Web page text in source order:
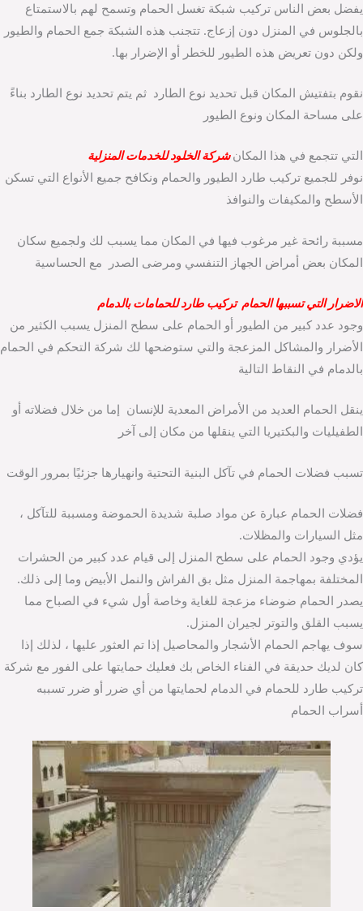
يفضل بعض الناس تركيب شبكة تغسل الحمام وتسمح لهم بالاستمتاع
بالجلوس في المنزل دون إزعاج. تتجنب هذه الشبكة جمع الحمام والطيور
ولكن دون تعريض هذه الطيور للخطر أو الإضرار بها.
نقوم بتفتيش المكان قبل تحديد نوع الطارد ثم يتم تحديد نوع الطارد بناءً
على مساحة المكان ونوع الطيور
التي تتجمع في هذا المكانشركة الخلود للخدمات المنزلية
نوفر للجميع تركيب طارد الطيور والحمام ونكافح جميع الأنواع التي تسكن
الأسطح والمكيفات والنوافذ
مسببة رائحة غير مرغوب فيها في المكان مما يسبب لك ولجميع سكان
المكان بعض أمراض الجهاز التنفسي ومرضى الصدر مع الحساسية
الاضرار التي تسببها الحمام تركيب طارد للحمامات بالدمام
وجود عدد كبير من الطيور أو الحمام على سطح المنزل يسبب الكثير من
الأضرار والمشاكل المزعجة والتي ستوضحها لك شركة التحكم في الحمام
بالدمام في النقاط التالية
ينقل الحمام العديد من الأمراض المعدية للإنسان إما من خلال فضلاته أو
الطفيليات والبكتيريا التي ينقلها من مكان إلى آخر
تسبب فضلات الحمام في تآكل البنية التحتية وانهيارها جزئيًا بمرور الوقت
فضلات الحمام عبارة عن مواد صلبة شديدة الحموضة ومسببة للتآكل ،
مثل السيارات والمظلات.
يؤدي وجود الحمام على سطح المنزل إلى قيام عدد كبير من الحشرات
المختلفة بمهاجمة المنزل مثل بق الفراش والنمل الأبيض وما إلى ذلك.
يصدر الحمام ضوضاء مزعجة للغاية وخاصة أول شيء في الصباح مما
يسبب القلق والتوتر لجيران المنزل.
سوف يهاجم الحمام الأشجار والمحاصيل إذا تم العثور عليها ، لذلك إذا
كان لديك حديقة في الفناء الخاص بك فعليك حمايتها على الفور مع شركة
تركيب طارد للحمام في الدمام لحمايتها من أي ضرر أو ضرر تسببه
أسراب الحمام